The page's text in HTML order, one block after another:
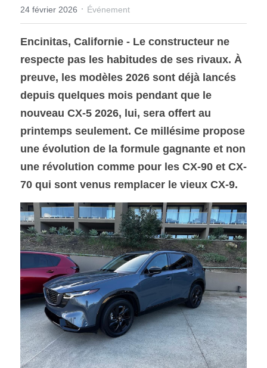
SOUMISSION RAPIDE
ASSURANCE
24 février 2026 · Événement
Encinitas, Californie - Le constructeur ne
respecte pas les habitudes de ses rivaux. À
preuve, les modèles 2026 sont déjà lancés
depuis quelques mois pendant que le
nouveau CX-5 2026, lui, sera offert au
printemps seulement. Ce millésime propose
une évolution de la formule gagnante et non
une révolution comme pour les CX-90 et CX-
70 qui sont venus remplacer le vieux CX-9.